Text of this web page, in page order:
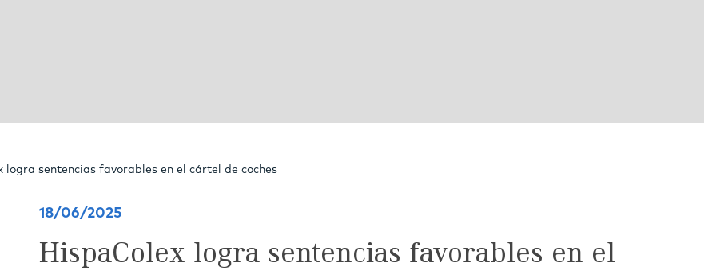
logra sentencias favorables en el cártel de coches
18/06/2025
HispaColex logra sentencias favorables en el